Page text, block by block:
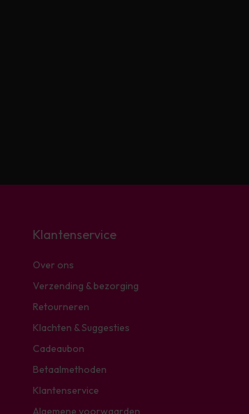
Klantenservice
Over ons
Verzending & bezorging
Retourneren
Klachten & Suggesties
Cadeaubon
Betaalmethoden
Klantenservice
Algemene voorwaarden